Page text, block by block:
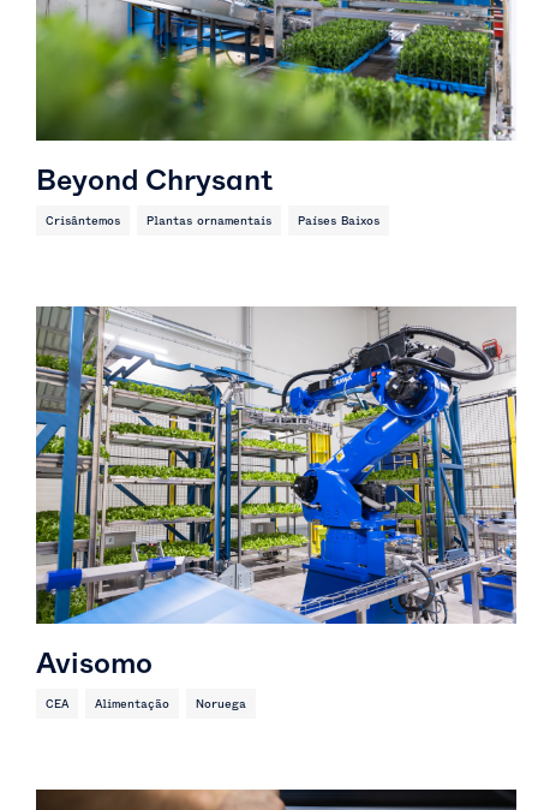
Beyond Chrysant
Crisântemos Plantas ornamentais Países Baixos
Avisomo
CEA Alimentação Noruega